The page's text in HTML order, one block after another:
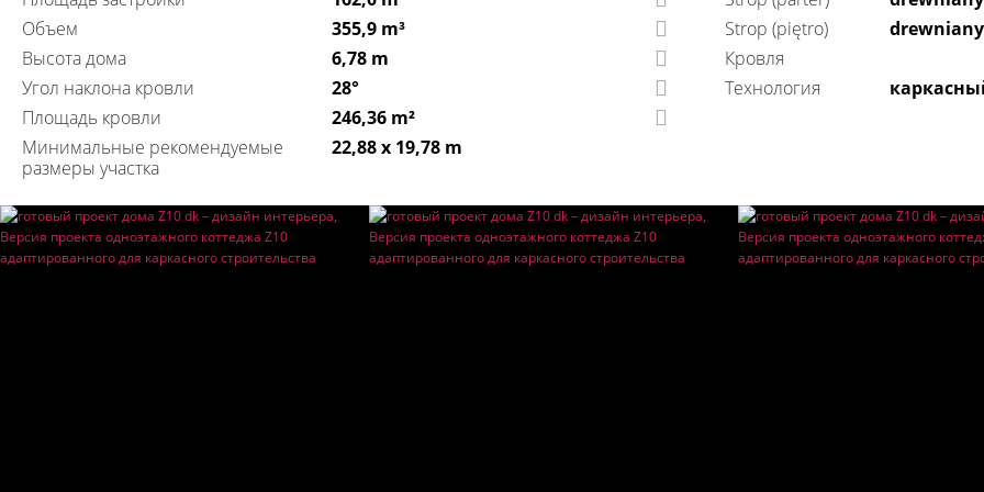
Объем
355,9 m³
Высота дома
6,78 m
Угол наклона кровли
28°
Площадь кровли
246,36 m²
Минимальные рекомендуемые
размеры участка
22,88 x 19,78 m
Strop (piętro)
drewniany
Кровля
технология